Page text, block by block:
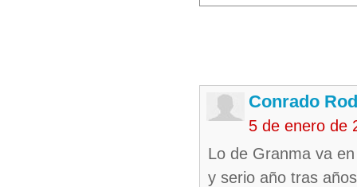
Conrado
5 de enero de
Lo de Granma va
y serio año tras